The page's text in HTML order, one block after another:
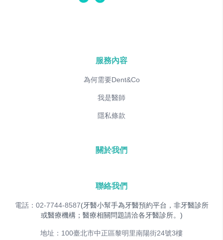
服務內容
為何需要Dent&Co
我是醫師
隱私條款
關於我們
聯絡我們
電話：02-7744-8587(牙醫小幫手為牙醫預約平台，非牙醫診所
或醫療機構；醫療相關問題請洽各牙醫診所。)
地址：100臺北市中正區黎明里南陽街24號3樓